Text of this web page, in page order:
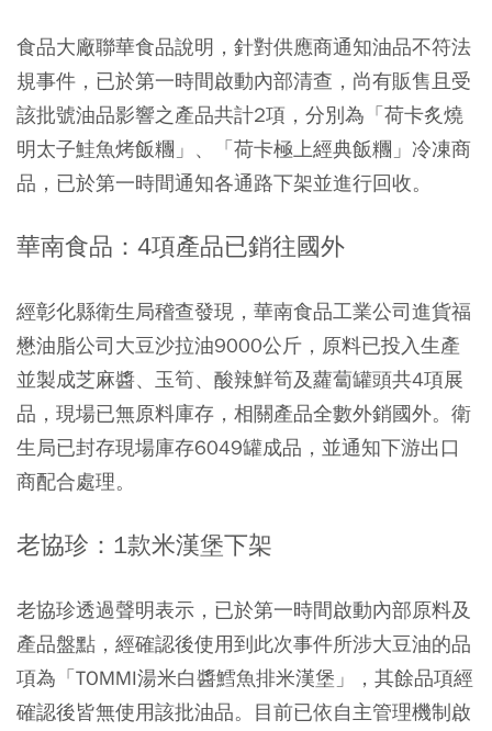
食品大廠聯華食品說明，針對供應商通知油品不符法
規事件，已於第一時間啟動內部清查，尚有販售且受
該批號油品影響之產品共計2項，分別為「荷卡炙燒
明太子鮭魚烤飯糰」、「荷卡極上經典飯糰」冷凍商
品，已於第一時間通知各通路下架並進行回收。
華南食品：4項產品已銷往國外
經彰化縣衛生局稽查發現，華南食品工業公司進貨福
懋油脂公司大豆沙拉油9000公斤，原料已投入生產
並製成芝麻醬、玉筍、酸辣鮮筍及蘿蔔罐頭共4項展
品，現場已無原料庫存，相關產品全數外銷國外。衛
生局已封存現場庫存6049罐成品，並通知下游出口
商配合處理。
老協珍：1款米漢堡下架
老協珍透過聲明表示，已於第一時間啟動內部原料及
產品盤點，經確認後使用到此次事件所涉大豆油的品
項為「TOMMI湯米白醬鱈魚排米漢堡」，其餘品項經
確認後皆無使用該批油品。目前已依自主管理機制啟